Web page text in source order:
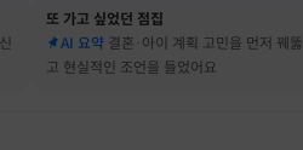
또 가고 싶었던 점집
AI 요약 결혼·아이 계획 고민을 먼저 꿰뚫
고 현실적인 조언을 들었어요